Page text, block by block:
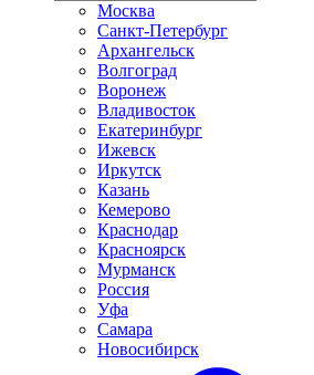
Москва
Санкт-Петербург
Архангельск
Волгоград
Воронеж
Владивосток
Екатеринбург
Ижевск
Иркутск
Казань
Кемерово
Краснодар
Красноярск
Мурманск
Россия
Уфа
Самара
Новосибирск